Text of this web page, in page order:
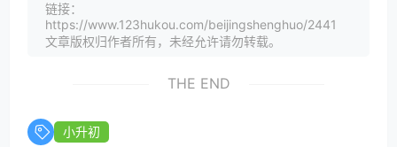
链接：
https://www.123hukou.com/beijingshenghuo/2441
文章版权归作者所有，未经允许请勿转载。
THE END
小升初